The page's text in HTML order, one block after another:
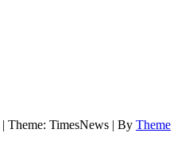
| Theme: TimesNews | By Theme